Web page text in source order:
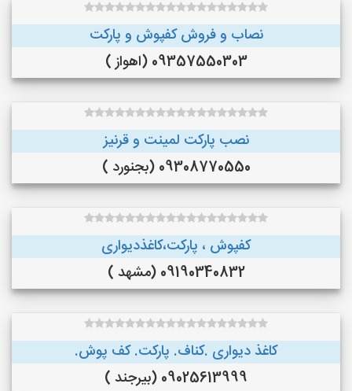
نصاب و فروش کفپوش و پارکت
09357550303 (اهواز )
نصب پارکت لمینت و قرنیز
09308770550 (بجنورد )
کفپوش ، پارکت،کاغذدیواری
09190340832 (مشهد )
کاغذ دیواری .کناف. پارکت. کف پوش.
09025613999 (بیرجند )